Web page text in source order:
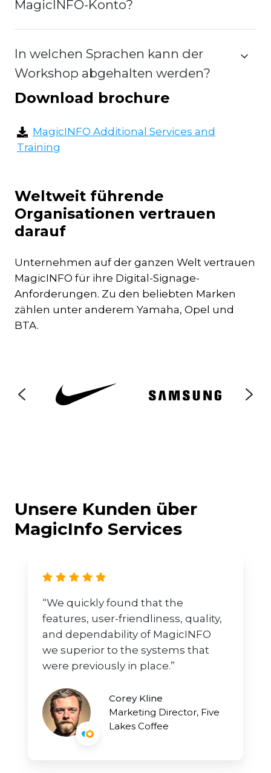
MagicINFO-Konto?
In welchen Sprachen kann der
Workshop abgehalten werden?
Download brochure
MagicINFO Additional Services and
Training
Weltweit führende
Organisationen vertrauen
darauf
Unternehmen auf der ganzen Welt vertrauen
MagicINFO für ihre Digital-Signage-
Anforderungen. Zu den beliebten Marken
zählen unter anderem Yamaha, Opel und
BTA.
Unsere Kunden über
MagicInfo Services
“We quickly found that the
features, user-friendliness, quality,
and dependability of MagicINFO
we superior to the systems that
were previously in place.”
Corey Kline
Marketing Director, Five
Lakes Coffee